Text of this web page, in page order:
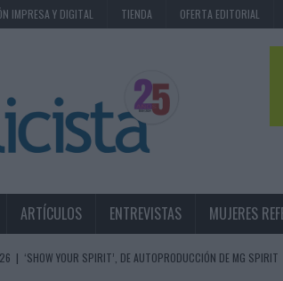
IMPRESA Y DIGITAL TIENDA OFERTA EDITORIAL
ARTÍCULOS ENTREVISTAS MUJERES
| ‘SHOW YOUR SPIRIT’, DE AUTOPRODUCCIÓN DE MG SPIRIT